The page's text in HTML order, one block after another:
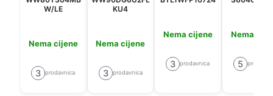
W/LE
Nema cijene
3 prodavnica
KU4
Nema cijene
3 prodavnica
Nema cijene
3 prodavnica
Nema
5